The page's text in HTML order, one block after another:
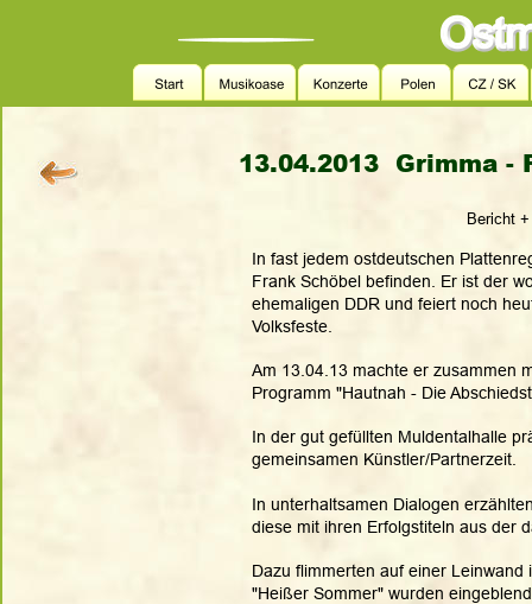
13.04.2013  Grimma -
Bericht
In fast jedem ostdeutschen
Frank Schöbel befinden. Er ist der
ehemaligen DDR und feiert noch
Volksfeste.
Am 13.04.13 machte er zusammen
Programm "Hautnah - Die
In der gut gefüllten Muldentalhalle
gemeinsamen Künstler/Partnerzeit.
In unterhaltsamen Dialogen
diese mit ihren Erfolgstiteln aus der
Dazu flimmerten auf einer
"Heißer Sommer" wurden